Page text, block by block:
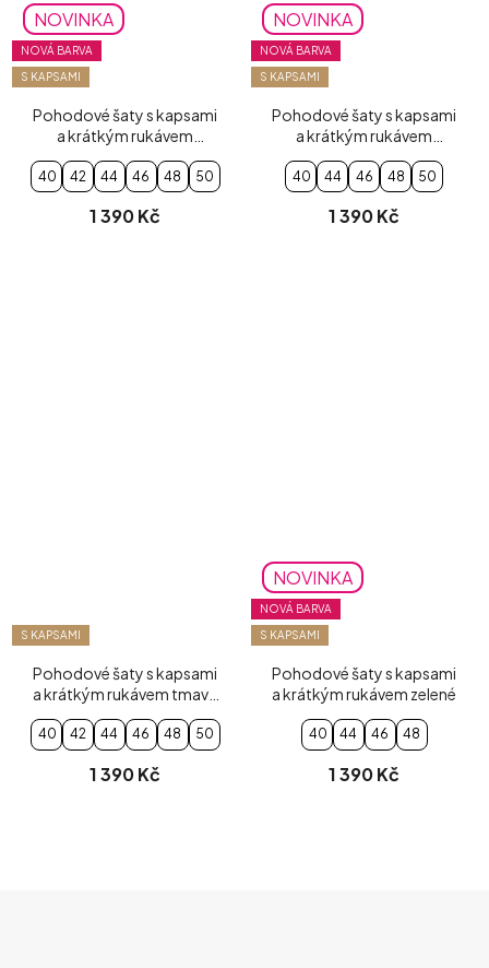
NOVINKA
NOVÁ BARVA
S KAPSAMI
Pohodové šaty s kapsami
a krátkým rukávem
mentolové
40 42 44 46 48 50
1 390 Kč
NOVINKA
NOVÁ BARVA
S KAPSAMI
Pohodové šaty s kapsami
a krátkým rukávem
pudrově růžové
40 44 46 48 50
1 390 Kč
S KAPSAMI
Pohodové šaty s kapsami
a krátkým rukávem tmavě
40 42 44 46 48 50
1 390 Kč
NOVINKA
NOVÁ BARVA
S KAPSAMI
Pohodové šaty s kapsami
a krátkým rukávem zelené
40 44 46 48
1 390 Kč